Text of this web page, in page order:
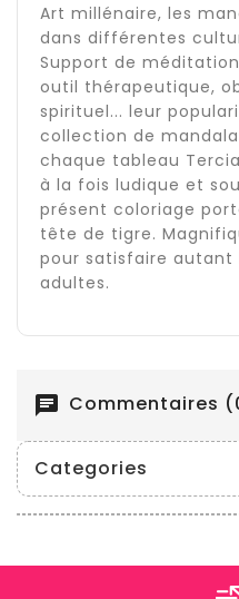
Art millénaire, les
dans différentes
Support de
outil thérapeutique,
spirituel... leur
collection de
chaque tableau
à la fois ludique et
présent coloriage
tête de tigre.
pour satisfaire autant
adultes.
chat Commentaires
Categories